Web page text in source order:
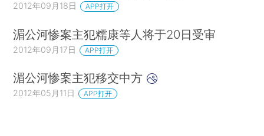
2012年09月18日 APP打开
湄公河惨案主犯糯康等人将于20日受审
2012年09月17日 APP打开
湄公河惨案主犯移交中方
2012年05月11日 APP打开